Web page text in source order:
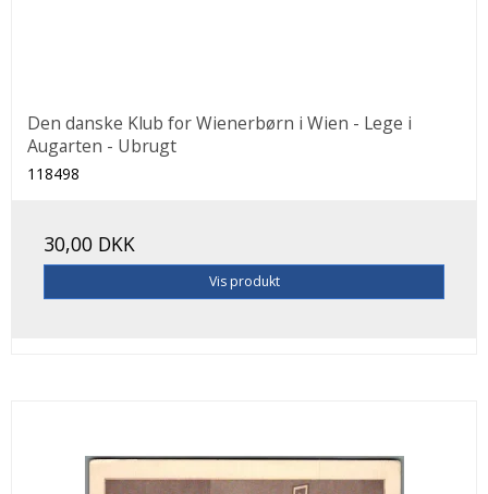
Den danske Klub for Wienerbørn i Wien - Lege i
Augarten - Ubrugt
118498
30,00 DKK
Vis produkt